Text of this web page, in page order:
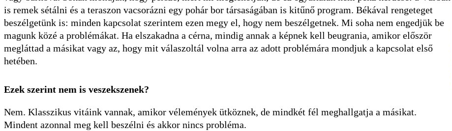
is remek sétálni és a teraszon vacsorázni egy pohár bor társaságában is kitűnő program. Békával rengeteget
beszélgetünk is: minden kapcsolat szerintem ezen megy el, hogy nem beszélgetnek. Mi soha nem engedjük be
magunk közé a problémákat. Ha elszakadna a cérna, mindig annak a képnek kell beugrania, amikor először
megláttad a másikat vagy az, hogy mit válaszoltál volna arra az adott problémára mondjuk a kapcsolat első
hetében.
Ezek szerint nem is veszekszenek?
Nem. Klasszikus vitáink vannak, amikor vélemények ütköznek, de mindkét fél meghallgatja a másikat.
Mindent azonnal meg kell beszélni és akkor nincs probléma.